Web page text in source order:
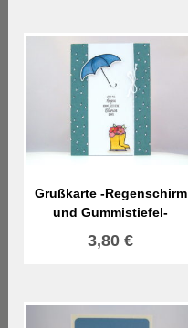
Grußkarte -Regenschirm
und Gummistiefel-
3,80€